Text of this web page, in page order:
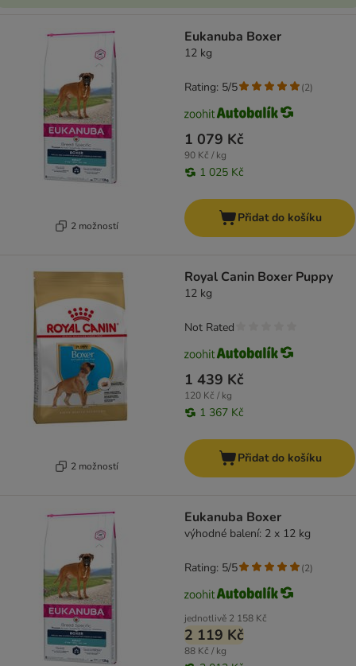
2 možností
Eukanuba Boxer
12 kg
1 079 Kč
90 Kč / kg
1 025 Kč
Rating: 5/5 (2)
Přidat do košíku
2 možností
Royal Canin Boxer Puppy
12 kg
1 439 Kč
120 Kč / kg
1 367 Kč
Not Rated
Přidat do košíku
Eukanuba Boxer
výhodné balení: 2 x 12 kg
jednotlivě 2 158 Kč
2 119 Kč
88 Kč / kg
Rating: 5/5 (2)